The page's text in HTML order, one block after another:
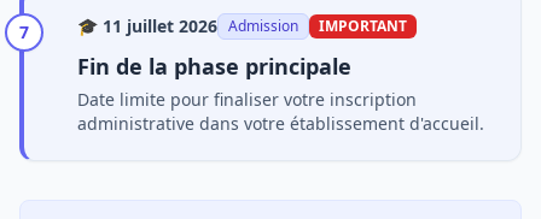
7 🎓 11 juillet 2026 Admission IMPORTANT
Fin de la phase principale
Date limite pour finaliser votre inscription
administrative dans votre établissement d'accueil.